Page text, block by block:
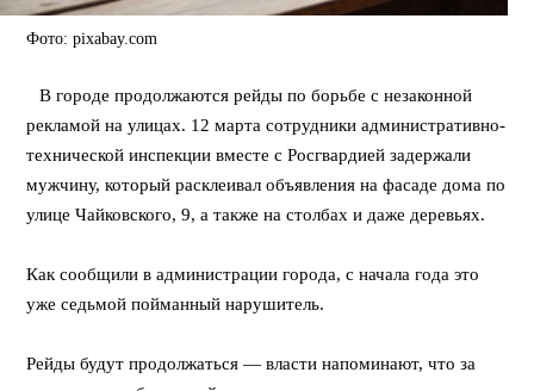
Фото: pixabay.com
⠀В городе продолжаются рейды по борьбе с незаконной
рекламой на улицах. 12 марта сотрудники административно-
технической инспекции вместе с Росгвардией задержали
мужчину, который расклеивал объявления на фасаде дома по
улице Чайковского, 9, а также на столбах и даже деревьях.
Как сообщили в администрации города, с начала года это
уже седьмой пойманный нарушитель.
Рейды будут продолжаться — власти напоминают, что за